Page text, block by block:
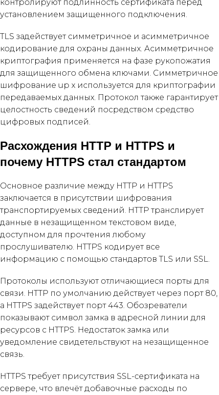
контролируют подлинность сертификата перед
установлением защищенного подключения.
TLS задействует симметричное и асимметричное
кодирование для охраны данных. Асимметричное
криптография применяется на фазе рукопожатия
для защищенного обмена ключами. Симметричное
шифрование up x используется для криптографии
передаваемых данных. Протокол также гарантирует
целостность сведений посредством средство
цифровых подписей.
Расхождения HTTP и HTTPS и
почему HTTPS стал стандартом
Основное различие между HTTP и HTTPS
заключается в присутствии шифрования
транспортируемых сведений. HTTP транслирует
данные в незащищенном текстовом виде,
доступном для прочтения любому
прослушивателю. HTTPS кодирует все
информацию с помощью стандартов TLS или SSL.
Протоколы используют отличающиеся порты для
связи. HTTP по умолчанию действует через порт 80,
а HTTPS задействует порт 443. Обозреватели
показывают символ замка в адресной линии для
ресурсов с HTTPS. Недостаток замка или
уведомление свидетельствуют на незащищенное
связь.
HTTPS требует присутствия SSL-сертификата на
сервере, что влечёт добавочные расходы по